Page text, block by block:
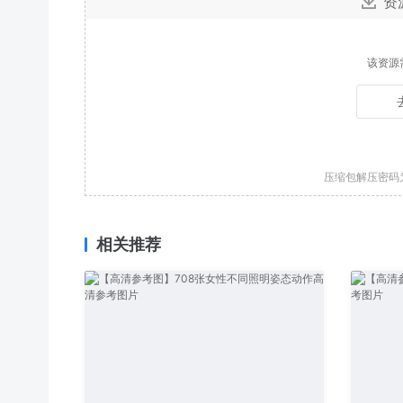
该资源
压缩包解压密
相关推荐